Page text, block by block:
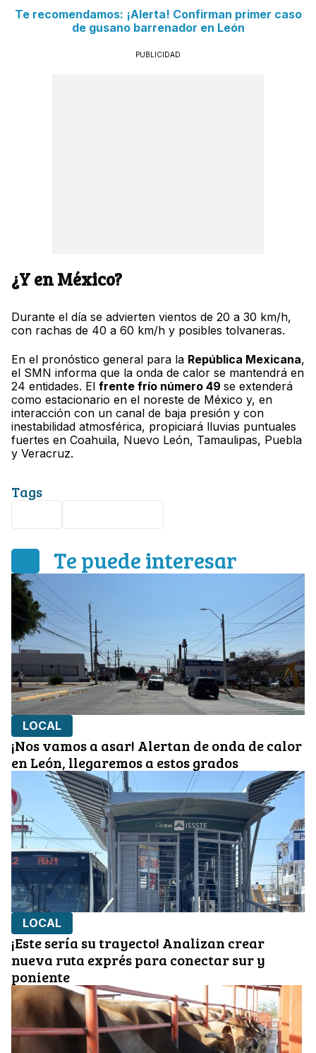
Te recomendamos: ¡Alerta! Confirman primer caso
de gusano barrenador en León
PUBLICIDAD
¿Y en México?
Durante el día se advierten vientos de 20 a 30 km/h,
con rachas de 40 a 60 km/h y posibles tolvaneras.
En el pronóstico general para la República Mexicana,
el SMN informa que la onda de calor se mantendrá en
24 entidades. El frente frío número 49 se extenderá
como estacionario en el noreste de México y, en
interacción con un canal de baja presión y con
inestabilidad atmosférica, propiciará lluvias puntuales
fuertes en Coahuila, Nuevo León, Tamaulipas, Puebla
y Veracruz.
Tags
Te puede interesar
LOCAL
¡Nos vamos a asar! Alertan de onda de calor
en León, llegaremos a estos grados
LOCAL
¡Este sería su trayecto! Analizan crear
nueva ruta exprés para conectar sur y
poniente